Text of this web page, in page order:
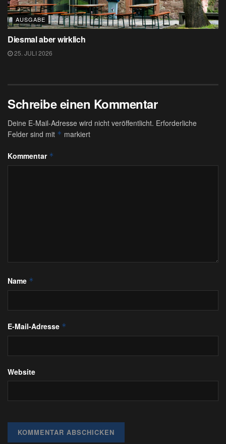
AUSGABE
Diesmal aber wirklich
25. JULI 2026
Schreibe einen Kommentar
Deine E-Mail-Adresse wird nicht veröffentlicht. Erforderliche
Felder sind mit * markiert
Kommentar *
Name *
E-Mail-Adresse *
Website